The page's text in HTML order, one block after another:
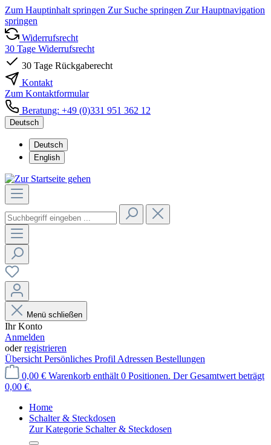
Zum Hauptinhalt springen Zur Suche springen Zur Hauptnavigation
springen
Widerrufsrecht
30 Tage Widerrufsrecht
30 Tage Rückgaberecht
Kontakt
Zum Kontaktformular
Beratung: +49 (0)331 951 362 12
Deutsch
Deutsch
English
Menü schließen
Ihr Konto
Anmelden
oderregistrieren
Übersicht Persönliches Profil Adressen Bestellungen
0,00 € Warenkorb enthält 0 Positionen. Der Gesamtwert beträgt
0,00 €.
Home
Schalter & Steckdosen
Zur Kategorie Schalter & Steckdosen